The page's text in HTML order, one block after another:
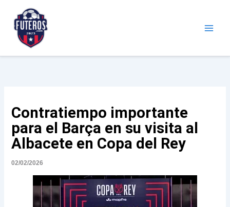
contenido
Contratiempo importante
para el Barça en su visita al
Albacete en Copa del Rey
02/02/2026